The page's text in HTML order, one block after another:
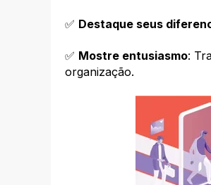
✅ Destaque seus
✅ Mostre entusiasmo:
organização.